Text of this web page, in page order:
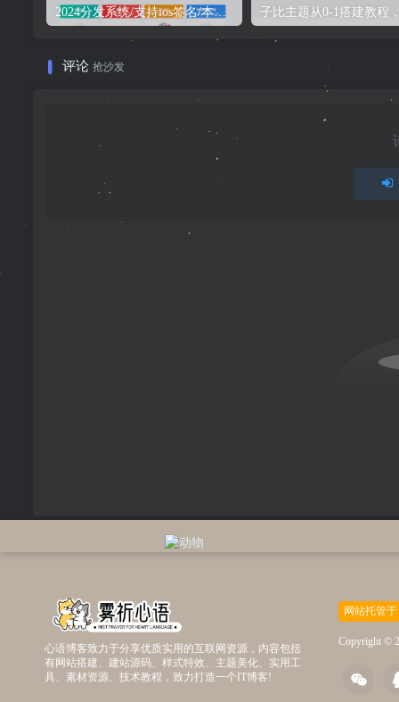
2024分发系统/支持ios签名/本地签名/仿第八区/支持上传EXE/免签封装
评论 抢沙发
心语博客致力于分享优质实用的互联网资源，内容包括
有网站搭建、建站源码、样式特效、主题美化、实用工
具、素材资源、技术教程，致力打造一个IT博客!
网站托管于
Copyright ©